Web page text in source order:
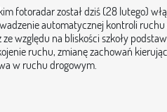
fotoradar został dziś (28 lutego)
automatycznej kontroli
względu na bliskości szkoły
ruchu, zmianę zachowań
w ruchu drogowym.